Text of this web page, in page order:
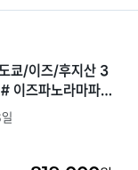
쿄/이즈/후지산 3
이즈파노라마파크
원한온천힐링 #청